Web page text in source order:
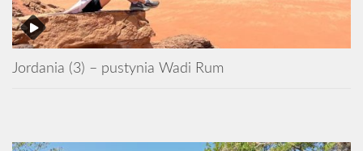
Jordania (3) – pustynia Wadi Rum